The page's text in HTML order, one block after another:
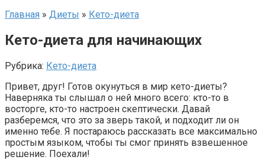
Главная » Диеты » Кето-диета
Кето-диета для начинающих
Рубрика: Кето-диета
Привет, друг! Готов окунуться в мир кето-диеты?
Наверняка ты слышал о ней много всего: кто-то в
восторге, кто-то настроен скептически. Давай
разберемся, что это за зверь такой, и подходит ли он
именно тебе. Я постараюсь рассказать все максимально
простым языком, чтобы ты смог принять взвешенное
решение. Поехали!